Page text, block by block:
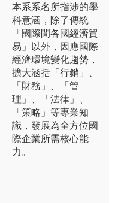
本系系名所指涉的學
科意涵，除了傳統
「國際間各國經濟貿
易」以外，因應國際
經濟環境變化趨勢，
擴大涵括「行銷」、
「財務」、「管
理」、「法律」、
「策略」等專業知
識，發展為全方位國
際企業所需核心能
力。